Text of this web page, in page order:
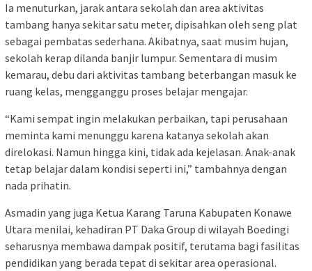
Ia menuturkan, jarak antara sekolah dan area aktivitas
tambang hanya sekitar satu meter, dipisahkan oleh seng plat
sebagai pembatas sederhana. Akibatnya, saat musim hujan,
sekolah kerap dilanda banjir lumpur. Sementara di musim
kemarau, debu dari aktivitas tambang beterbangan masuk ke
ruang kelas, mengganggu proses belajar mengajar.
“Kami sempat ingin melakukan perbaikan, tapi perusahaan
meminta kami menunggu karena katanya sekolah akan
direlokasi. Namun hingga kini, tidak ada kejelasan. Anak-anak
tetap belajar dalam kondisi seperti ini,” tambahnya dengan
nada prihatin.
Asmadin yang juga Ketua Karang Taruna Kabupaten Konawe
Utara menilai, kehadiran PT Daka Group di wilayah Boedingi
seharusnya membawa dampak positif, terutama bagi fasilitas
pendidikan yang berada tepat di sekitar area operasional.